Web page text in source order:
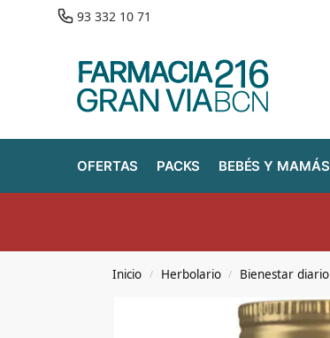
93 332 10 71
OFERTAS PACKS BEBÉS Y MAMÁS
Inicio / Herbolario / Bienestar diario